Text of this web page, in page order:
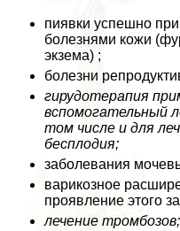
пиявки успешно
болезнями кожи
экзема) ;
болезни
гирудотерапия
вспомогательный
том числе и для
бесплодия;
заболевания
варикозное
проявление этого
лечение тромбозов;